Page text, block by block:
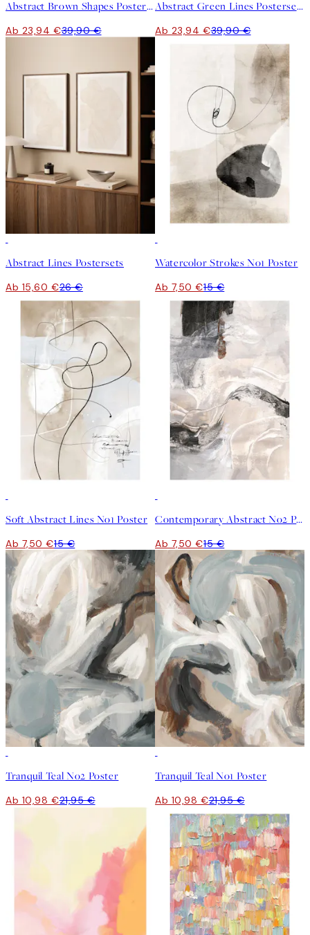
Abstract Brown Shapes Postersets
Ab 23,94 €39,90 €
Abstract Green Lines Postersets
Ab 23,94 €39,90 €
Abstract Lines Postersets
Ab 15,60 €26 €
Watercolor Strokes No1 Poster
Ab 7,50 €15 €
Soft Abstract Lines No1 Poster
Ab 7,50 €15 €
Contemporary Abstract No2 Poster
Ab 7,50 €15 €
Tranquil Teal No2 Poster
Ab 10,98 €21,95 €
Tranquil Teal No1 Poster
Ab 10,98 €21,95 €